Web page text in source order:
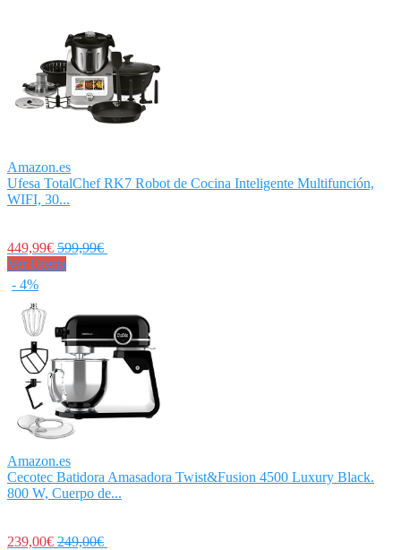
Amazon.es
Ufesa TotalChef RK7 Robot de Cocina Inteligente Multifunción,
WIFI, 30...
449,99€ 599,99€
Ver Oferta
- 4%
Amazon.es
Cecotec Batidora Amasadora Twist&Fusion 4500 Luxury Black.
800 W, Cuerpo de...
239,00€ 249,00€